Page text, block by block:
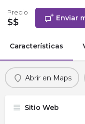
Precio
$$ Enviar
Características
Abrir en Maps
Sitio Web